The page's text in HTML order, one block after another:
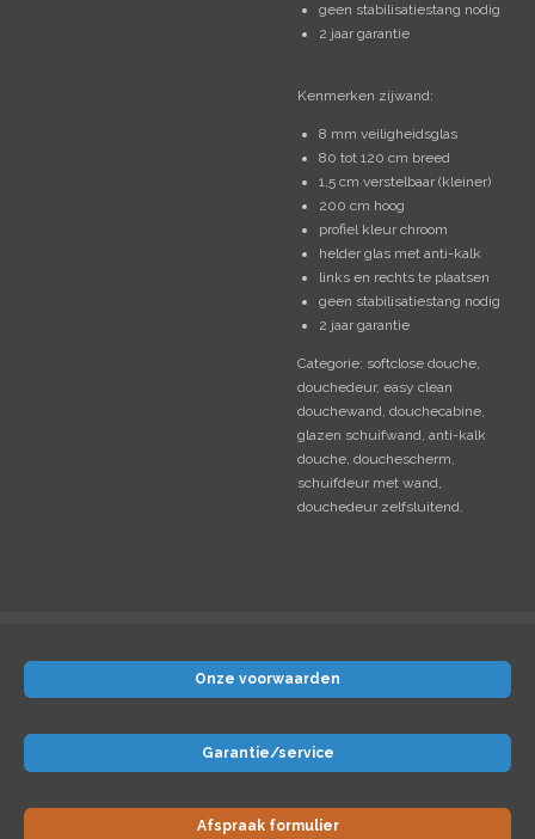
geen stabilisatiestang nodig
2 jaar garantie
Kenmerken zijwand:
8 mm veiligheidsglas
80 tot 120 cm breed
1,5 cm verstelbaar (kleiner)
200 cm hoog
profiel kleur chroom
helder glas met anti-kalk
links en rechts te plaatsen
geen stabilisatiestang nodig
2 jaar garantie
Categorie: softclose douche,
douchedeur, easy clean
douchewand, douchecabine,
glazen schuifwand, anti-kalk
douche, douchescherm,
schuifdeur met wand,
douchedeur zelfsluitend.
Onze voorwaarden
Garantie/service
Afspraak formulier